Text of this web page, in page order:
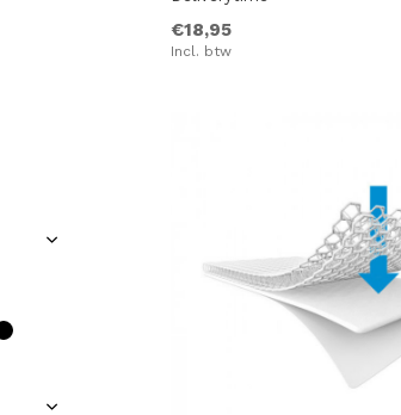
€18,95
Incl. btw